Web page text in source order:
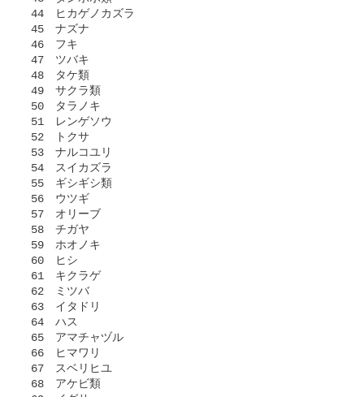
44　ヒカゲノカズラ
45　ナズナ
46　フキ
47　ツバキ
48　タケ類
49　サクラ類
50　タラノキ
51　レンゲソウ
52　トクサ
53　ナルコユリ
54　スイカズラ
55　ギシギシ類
56　ウツギ
57　オリーブ
58　チガヤ
59　ホオノキ
60　ヒシ
61　キクラゲ
62　ミツバ
63　イタドリ
64　ハス
65　アマチャヅル
66　ヒマワリ
67　スベリヒユ
68　アケビ類